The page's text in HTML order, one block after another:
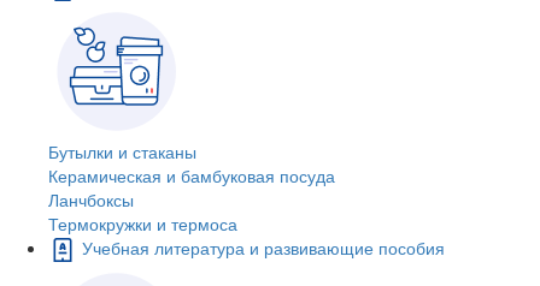
Бутылки и стаканы
Керамическая и бамбуковая посуда
Ланчбоксы
Термокружки и термоса
Учебная литература и развивающие пособия